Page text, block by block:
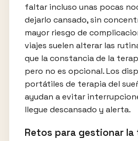
faltar incluso unas pocas
dejarlo cansado, sin
mayor riesgo de
viajes suelen alterar las
que la constancia de la
pero no es opcional. Los
portátiles de terapia del
ayudan a evitar
llegue descansado y alerta.
Retos para gestionar la